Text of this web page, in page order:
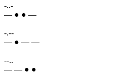
-..-
— ● ● —
-.--
— ● — —
--..
— — ● ●